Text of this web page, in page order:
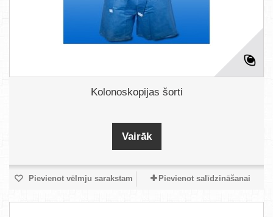
Kolonoskopijas šorti
Vairāk
Pievienot vēlmju sarakstam Pievienot salīdzināšanai